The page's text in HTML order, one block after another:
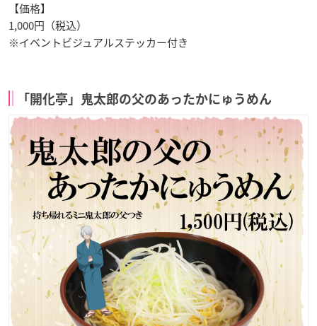
【価格】
1,000円（税込）
※イベントビジュアルステッカー付き
「開化亭」鬼太郎の父のあったかにゅうめん